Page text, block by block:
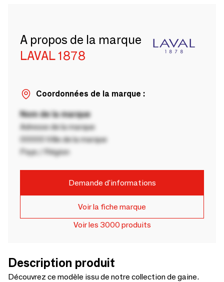
A propos de la marque
LAVAL 1878
Coordonnées de la marque :
Nom de la marque
Adresse de la marque
00000 Ville de la marque
Pays / Région
Demande d'informations
Voir la fiche marque
Voir les 3000 produits
Description produit
Découvrez ce modèle issu de notre collection de gaine.